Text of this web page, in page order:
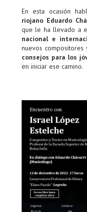
En esta ocasión
riojano Eduardo
que le ha llevado a
nacional e
nuevos
consejos para los
en iniciar ese camino.